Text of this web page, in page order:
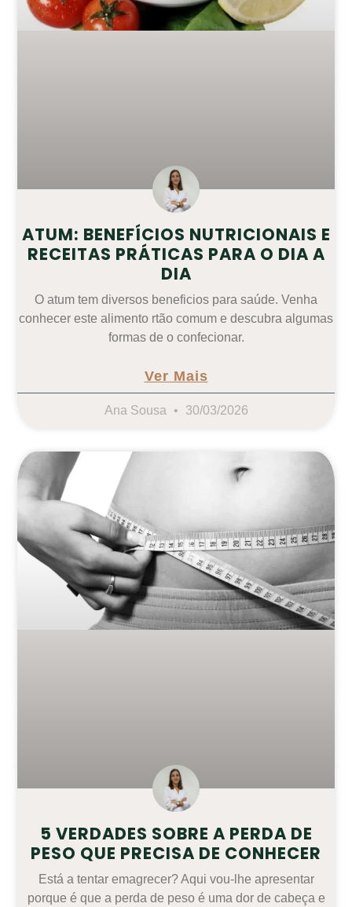
ATUM: BENEFÍCIOS NUTRICIONAIS E
RECEITAS PRÁTICAS PARA O DIA A
DIA
O atum tem diversos beneficios para saúde. Venha
conhecer este alimento rtão comum e descubra algumas
formas de o confecionar.
Ver Mais
Ana Sousa 30/03/2026
5 VERDADES SOBRE A PERDA DE
PESO QUE PRECISA DE CONHECER
Está a tentar emagrecer? Aqui vou-lhe apresentar
porque é que a perda de peso é uma dor de cabeça e